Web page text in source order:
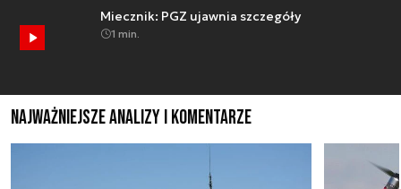
Miecznik: PGZ ujawnia szczegóły
1 min.
Najważniejsze analizy i komentarze